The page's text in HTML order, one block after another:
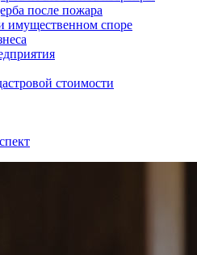
после пожара
имущественном споре
стоимости